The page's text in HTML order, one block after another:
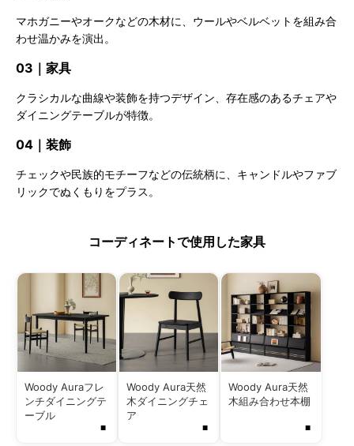
マホガニーやオークなどの木材に、ウールやベルベットを組み合
わせ温かみを演出。
03｜家具
クラシカルな曲線や装飾を持つデザイン、存在感のあるチェアや
ダイニングテーブルが特徴。
04｜装飾
チェックや民族的モチーフなどの伝統柄に、キャンドルやファブ
リックでぬくもりをプラス。
コーディネートで使用した家具
Woody Auraフレ
ンチダイニングテ
ーブル
■
Woody Aura天然
木ダイニングチェ
ア
■
Woody Aura天然
木組み合わせ本棚
■